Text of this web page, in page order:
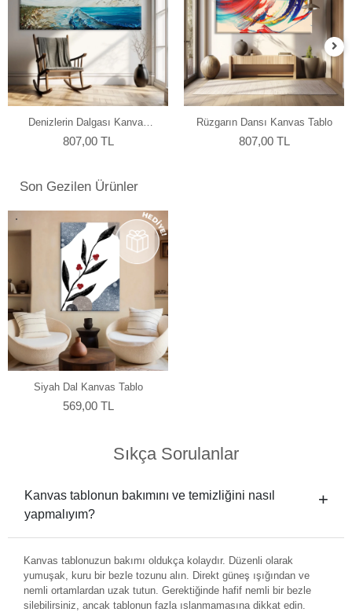
Denizlerin Dalgası Kanvas
Tablo
807,00 TL
Rüzgarın Dansı Kanvas Tablo
807,00 TL
Son Gezilen Ürünler
Siyah Dal Kanvas Tablo
569,00 TL
Sıkça Sorulanlar
Kanvas tablonun bakımını ve temizliğini nasıl
yapmalıyım?
Kanvas tablonuzun bakımı oldukça kolaydır. Düzenli olarak
yumuşak, kuru bir bezle tozunu alın. Direkt güneş ışığından ve
nemli ortamlardan uzak tutun. Gerektiğinde hafif nemli bir bezle
silebilirsiniz, ancak tablonun fazla ıslanmamasına dikkat edin.